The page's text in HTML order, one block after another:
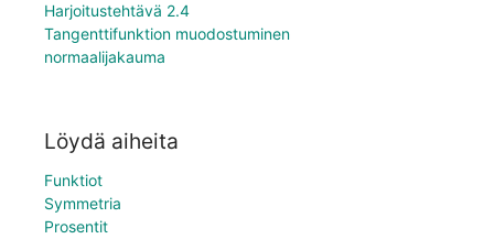
Harjoitustehtävä 2.4
Tangenttifunktion muodostuminen
normaalijakauma
Löydä aiheita
Funktiot
Symmetria
Prosentit